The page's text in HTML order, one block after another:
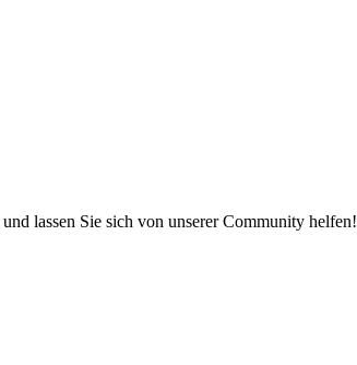
lassen Sie sich von unserer Community helfen!